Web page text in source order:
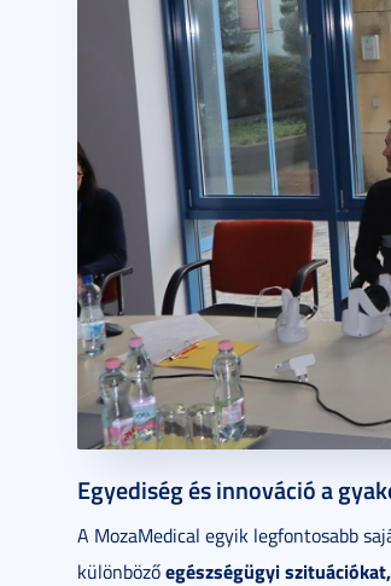
Egyediség és innováció a
A MozaMedical egyik legfontosabb
különbözőegészségügyi